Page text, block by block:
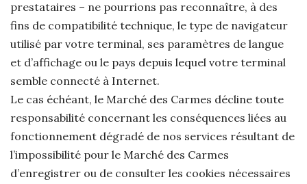
prestataires – ne pourrions pas reconnaître, à des
fins de compatibilité technique, le type de navigateur
utilisé par votre terminal, ses paramètres de langue
et d’affichage ou le pays depuis lequel votre terminal
semble connecté à Internet.
Le cas échéant, le Marché des Carmes décline toute
responsabilité concernant les conséquences liées au
fonctionnement dégradé de nos services résultant de
l’impossibilité pour le Marché des Carmes
d’enregistrer ou de consulter les cookies nécessaires